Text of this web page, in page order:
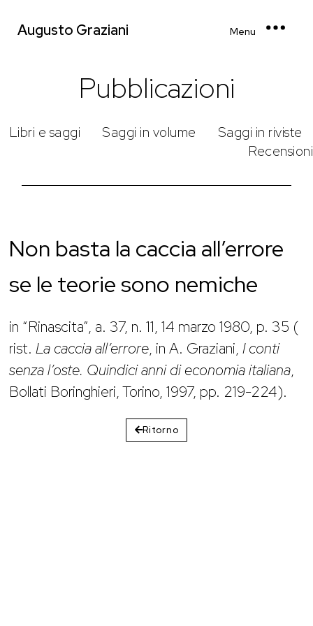
Augusto Graziani Menu
Pubblicazioni
Libri e saggi Saggi in volume
Saggi in riviste
Recensioni
Non basta la caccia all’errore
se le teorie sono nemiche
in “Rinascita”, a. 37, n. 11, 14 marzo 1980, p. 35 (
rist.La caccia all’errore, in A. Graziani,I conti
senza l’oste. Quindici anni di economia italiana,
Bollati Boringhieri, Torino, 1997, pp. 219-224).
Ritorno